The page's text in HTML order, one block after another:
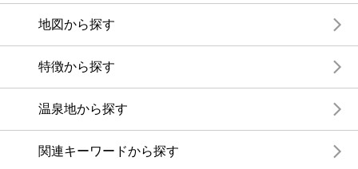
地図から探す
特徴から探す
温泉地から探す
関連キーワードから探す